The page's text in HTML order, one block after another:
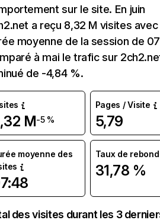
sur le site. En juin
a reçu 8,32 M visites avec
moyenne de la session de
à mai le trafic sur
de -4,84 %.
M-5 %
Pages / Visite
5,79
moyenne des
Taux de rebond
31,78 %
des visites durant les 3